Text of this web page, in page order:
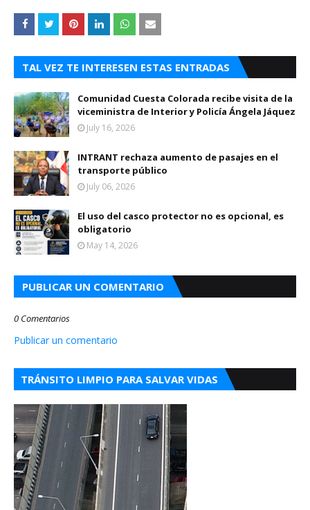
TAL VEZ TE INTERESEN ESTAS ENTRADAS
Comunidad Cuesta Colorada recibe visita de la
viceministra de Interior y Policía Ángela Jáquez
July 16, 2026
INTRANT rechaza aumento de pasajes en el
transporte público
July 06, 2026
El uso del casco protector no es opcional, es
obligatorio
May 14, 2026
PUBLICAR UN COMENTARIO
0 Comentarios
Publicar un comentario
TRÁNSITO LIMPIO PARA SALVAR VIDAS